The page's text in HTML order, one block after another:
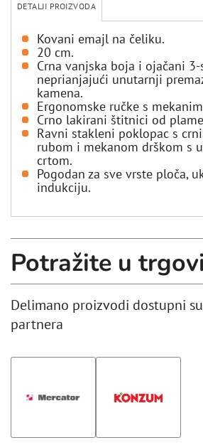
DETALJI PROIZVODA
Kovani emajl na čeliku.
20 cm.
Crna vanjska boja i ojačani
neprianjajući unutarnji
kamena.
Ergonomske ručke s
Crno lakirani štitnici od
Ravni stakleni poklopac s
rubom i mekanom drškom s
crtom.
Pogodan za sve vrste ploča,
indukciju.
Potražite u
Delimano proizvodi dostupni
partnera